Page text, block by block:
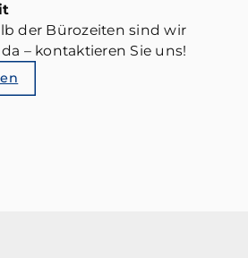
der Bürozeiten sind wir
– kontaktieren Sie uns!